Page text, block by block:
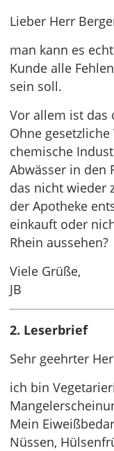
Lieber Herr
man kann es
Kunde alle
sein soll.
Vor allem ist das
Ohne
chemische
Abwässer in den
das nicht wieder
der Apotheke
einkauft oder
Rhein aussehen?
Viele Grüße,
JB
2. Leserbrief
Sehr geehrter
ich bin
Mein
Nüssen,